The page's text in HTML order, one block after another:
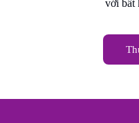
với bất